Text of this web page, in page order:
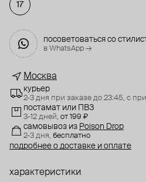
17
посоветоваться со
в WhatsApp →
Москва
курьер
2-3 дня при заказе до 23:45, с
постамат или ПВЗ
3-12 дней, от 199 ₽
самовывоз из Poison Drop
2-3 дня, бесплатно
подробнее о доставке и оплате
характеристики